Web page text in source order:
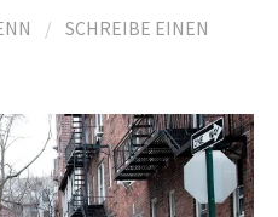
/ SCHREIBE EINEN